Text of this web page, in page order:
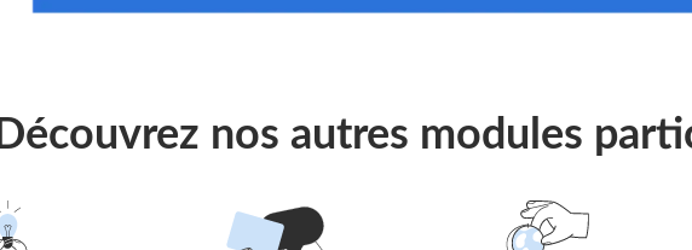
Découvrez nos autres modules
Suivre
le
Suivre
le
Suivre
le